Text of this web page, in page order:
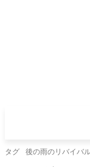
タグ 後の雨のリバイバ